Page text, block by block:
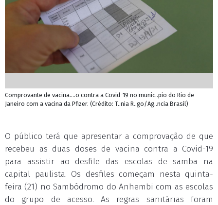
Comprovante de vacina....o contra a Covid-19 no munic..pio do Rio de
Janeiro com a vacina da Pfizer. (Crédito: T..nia R..go/Ag..ncia Brasil)
O público terá que apresentar a comprovação de que
recebeu as duas doses de vacina contra a Covid-19
para assistir ao desfile das escolas de samba na
capital paulista. Os desfiles começam nesta quinta-
feira (21) no Sambódromo do Anhembi com as escolas
do grupo de acesso. As regras sanitárias foram